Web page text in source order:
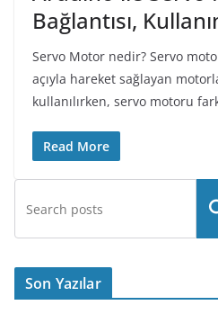
Bağlantısı,
Servo Motor nedir? Servo
açıyla hareket sağlayan
kullanılırken, servo motoru
Read More
Son Yazılar